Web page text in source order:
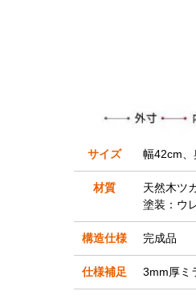
サイズ 幅42cm
材質
天然木ツ
塗装：ウ
構造仕様 完成品
仕様補足 3mm厚ミ